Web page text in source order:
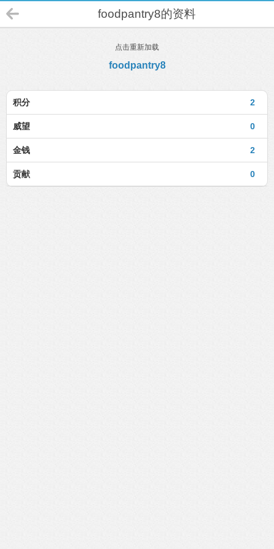
foodpantry8的资料
点击重新加载
foodpantry8
2
积分
0
威望
2
金钱
0
贡献